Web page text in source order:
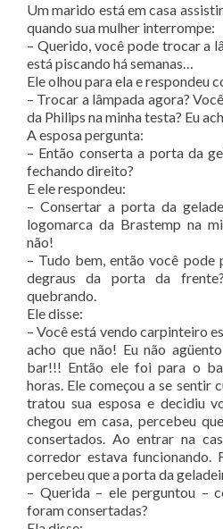
Um marido está em casa
quando sua mulher interrompe:
– Querido, você pode trocar a
está piscando há semanas…
Ele olhou para ela e respondeu
– Trocar a lâmpada agora?
da Philips na minha testa? Eu
A esposa pergunta:
– Então conserta a porta da
fechando direito?
E ele respondeu:
– Consertar a porta da
logomarca da Brastemp na
não!
– Tudo bem, então você pode
degraus da porta da
quebrando.
Ele disse:
– Você está vendo carpinteiro
acho que não! Eu não
bar!!! Então ele foi para o
horas. Ele começou a se sentir
tratou sua esposa e decidiu
chegou em casa, percebeu
consertados. Ao entrar na
corredor estava funcionando.
percebeu que a porta da
– Querida – ele perguntou –
foram consertadas?